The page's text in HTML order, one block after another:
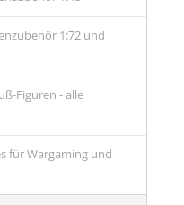
1:72 und
Figuren - alle
für Wargaming und